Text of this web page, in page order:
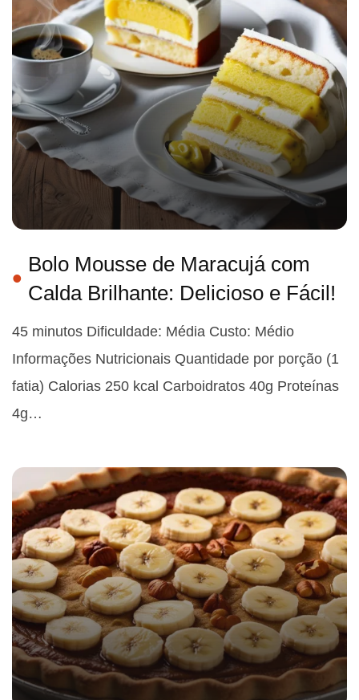
Bolo Mousse de Maracujá com
Calda Brilhante: Delicioso e Fácil!
45 minutos Dificuldade: Média Custo: Médio
Informações Nutricionais Quantidade por porção (1
fatia) Calorias 250 kcal Carboidratos 40g Proteínas
4g…